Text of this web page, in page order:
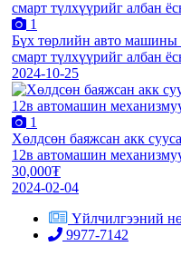
1
Бүх төрлийн авто машины
смарт түлхүүрийг албан
2024-10-25
1
Хөлдсөн баяжсан акк
12в автомашин
30,000₮
2024-02-04
Үйлчилгээний
9977-7142